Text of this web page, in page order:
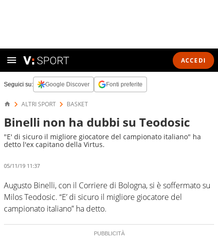
ACCEDI
Seguici su: Google Discover Fonti preferite
ALTRI SPORT BASKET
Binelli non ha dubbi su Teodosic
"E' di sicuro il migliore giocatore del campionato italiano" ha
detto l'ex capitano della Virtus.
05/11/19 11:37
Augusto Binelli, con il Corriere di Bologna, si è soffermato su
Milos Teodosic. “E’ di sicuro il migliore giocatore del
campionato italiano” ha detto.